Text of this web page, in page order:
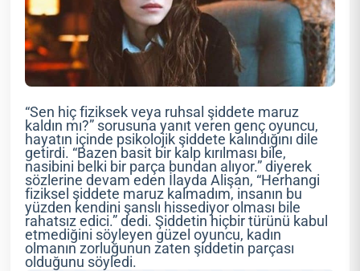
“Sen hiç fiziksek veya ruhsal şiddete maruz
kaldın mı?” sorusuna yanıt veren genç oyuncu,
hayatın içinde psikolojik şiddete kalındığını dile
getirdi. “Bazen basit bir kalp kırılması bile,
nasibini belki bir parça bundan alıyor.” diyerek
sözlerine devam eden İlayda Alişan, “Herhangi
fiziksel şiddete maruz kalmadım, insanın bu
yüzden kendini şanslı hissediyor olması bile
rahatsız edici.” dedi. Şiddetin hiçbir türünü kabul
etmediğini söyleyen güzel oyuncu, kadın
olmanın zorluğunun zaten şiddetin parçası
olduğunu söyledi.